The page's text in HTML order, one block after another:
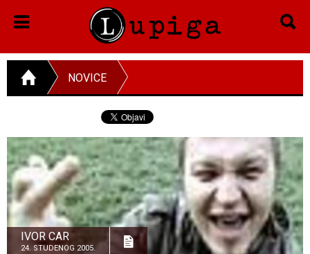
NOVICE
IVOR CAR
24. STUDENOG 2005.